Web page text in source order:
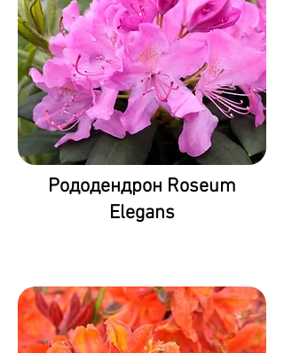
Рододендрон Roseum
Elegans